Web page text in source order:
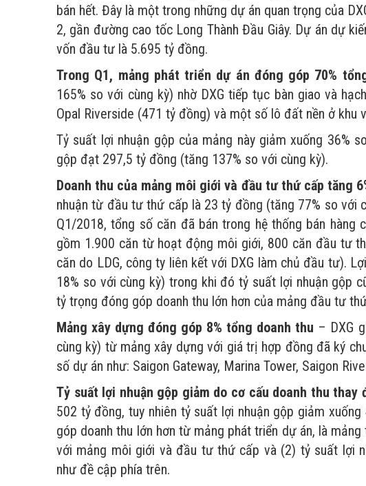
bán hết. Đây là một trong những dự án quan trọng của
2, gần đường cao tốc Long Thành Đầu Giây. Dự án dự
vốn đầu tư là 5.695 tỷ đồng.
Trong Q1, mảng phát triển dự án đóng góp 70%
165% so với cùng kỳ) nhờ DXG tiếp tục bàn giao và
Opal Riverside (471 tỷ đồng) và một số lô đất nền ở khu
Tỷ suất lợi nhuận gộp của mảng này giảm xuống 36%
gộp đạt 297,5 tỷ đồng (tăng 137% so với cùng kỳ).
Doanh thu của mảng môi giới và đầu tư thứ cấp tăng
nhuận từ đầu tư thứ cấp là 23 tỷ đồng (tăng 77% so với
Q1/2018, tổng số căn đã bán trong hệ thống bán hàng
gồm 1.900 căn từ hoạt động môi giới, 800 căn đầu tư
căn do LDG, công ty liên kết với DXG làm chủ đầu tư).
18% so với cùng kỳ) trong khi đó tỷ suất lợi nhuận gộp
tỷ trọng đóng góp doanh thu lớn hơn của mảng đầu tư
Mảng xây dựng đóng góp 8% tổng doanh thu – DXG
cùng kỳ) từ mảng xây dựng với giá trị hợp đồng đã ký
số dự án như: Saigon Gateway, Marina Tower, Saigon
Tỷ suất lợi nhuận gộp giảm do cơ cấu doanh thu thay
502 tỷ đồng, tuy nhiên tỷ suất lợi nhuận gộp giảm
góp doanh thu lớn hơn từ mảng phát triển dự án, là
với mảng môi giới và đầu tư thứ cấp và (2) tỷ suất lợi
như đề cập phía trên.